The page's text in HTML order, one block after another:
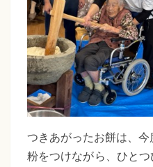
つきあがったお餅は、今
粉をつけながら、ひと